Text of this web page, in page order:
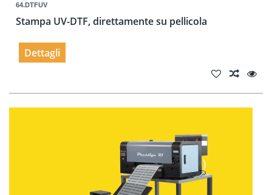
64.DTFUV
Stampa UV-DTF, direttamente su pellicola
Dettagli